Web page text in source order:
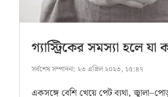
গ্যাস্ট্রিকের সমস্যা হলে যা
সর্বশেষ সম্পাদনা: ২৩ এপ্রিল ২০২৩, ১৫:৪৭
একসঙ্গে বেশি খেয়ে পেট ব্যথা,